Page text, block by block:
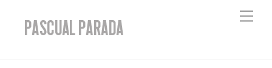
content